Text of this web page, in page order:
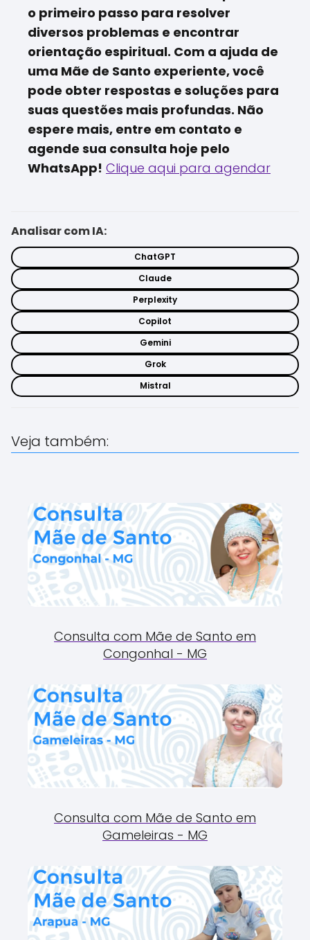
o primeiro passo para resolver
diversos problemas e encontrar
orientação espiritual. Com a ajuda de
uma Mãe de Santo experiente, você
pode obter respostas e soluções para
suas questões mais profundas. Não
espere mais, entre em contato e
agende sua consulta hoje pelo
WhatsApp! Clique aqui para agendar
Analisar com IA:
ChatGPT
Claude
Perplexity
Copilot
Gemini
Grok
Mistral
Veja também:
Consulta com Mãe de Santo em
Congonhal - MG
Consulta com Mãe de Santo em
Gameleiras - MG